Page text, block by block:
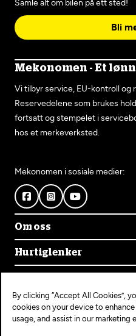
Samle alt om bilen på ett sted!
Bli
Mekonomen - Et
Vi tilbyr service, EU-kontroll og
Reservedelene som brukes
fortsatt og stempelet i
hos et merkeverksted.
Mekonomen i sosiale medier:
Om oss
Om Mekonomen
Mekonomens historie
Jobb i Mekonomen
Bærekraft
Bli Mekonomen-verksted
Hurtiglenker
Finn verksted
Bestill time
Opprett konto
Kundeservice
Ofte stilte spørsmål
Mekonomen+
Populære tjenester
Bilservice
By clicking “Accept All Cookies”,
cookies on your device to
usage, and assist in our marketing